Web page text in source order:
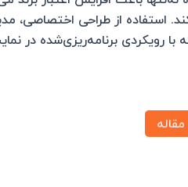
استفاده از طراحی اختصاصی،
با رویکردی برنامه‌ریزی‌شده در